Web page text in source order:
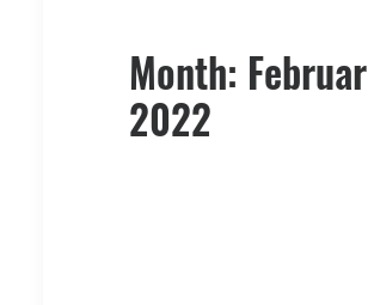
Month: Februar
2022